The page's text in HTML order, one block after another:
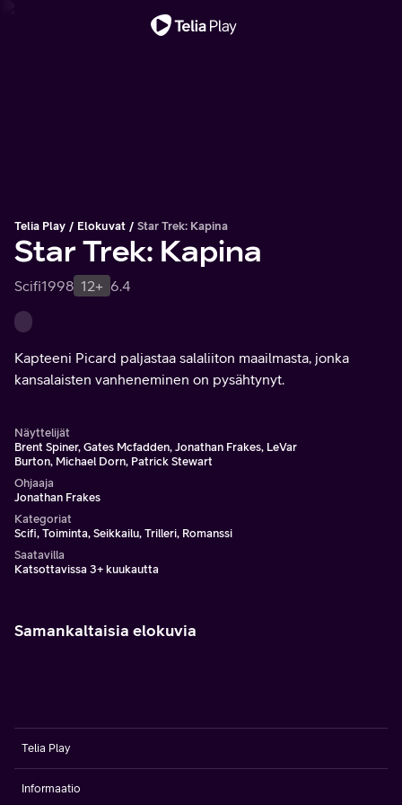
Telia Play Elokuvat Star Trek: Kapina
Star Trek: Kapina
Scifi1998 12+ 6.4
Kapteeni Picard paljastaa salaliiton maailmasta, jonka
kansalaisten vanheneminen on pysähtynyt.
Näyttelijät
Brent Spiner, Gates Mcfadden, Jonathan Frakes, LeVar
Burton, Michael Dorn, Patrick Stewart
Ohjaaja
Jonathan Frakes
Kategoriat
Scifi, Toiminta, Seikkailu, Trilleri, Romanssi
Saatavilla
Katsottavissa 3+ kuukautta
Samankaltaisia elokuvia
Telia Play
Informaatio